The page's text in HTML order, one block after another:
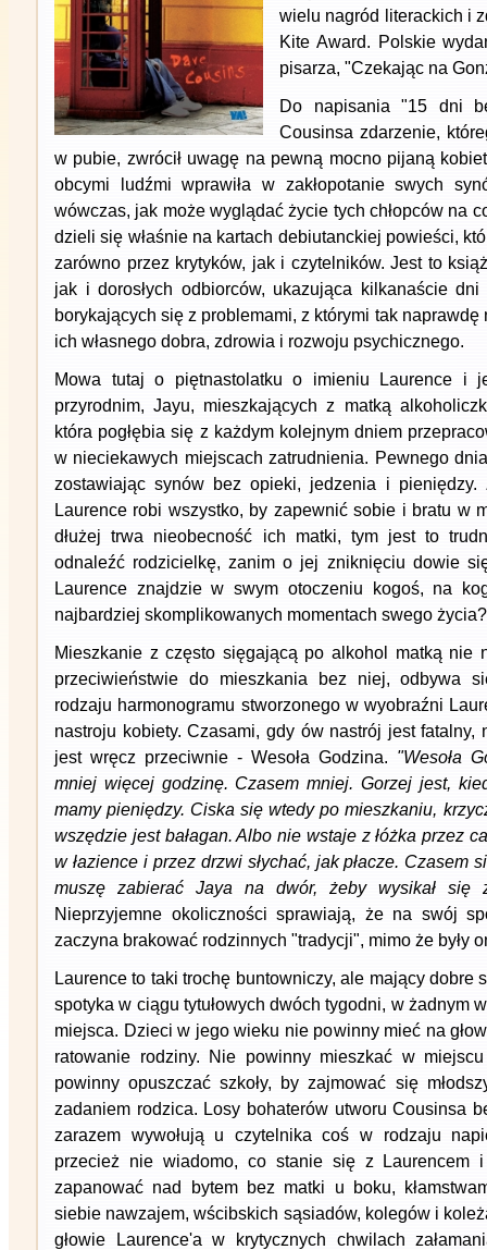
wielu nagród literackich i
Kite Award. Polskie
pisarza, "Czekając na
Do napisania "15 dni
Cousinsa zdarzenie,
w pubie, zwrócił uwagę na pewną mocno pijaną
obcymi ludźmi wprawiła w zakłopotanie swych
wówczas, jak może wyglądać życie tych chłopców na
dzieli się właśnie na kartach debiutanckiej powieści,
zarówno przez krytyków, jak i czytelników. Jest to
jak i dorosłych odbiorców, ukazująca kilkanaście
borykających się z problemami, z którymi tak
ich własnego dobra, zdrowia i rozwoju psychicznego.
Mowa tutaj o piętnastolatku o imieniu Laurence i
przyrodnim, Jayu, mieszkających z matką
która pogłębia się z każdym kolejnym dniem
w nieciekawych miejscach zatrudnienia. Pewnego
zostawiając synów bez opieki, jedzenia i pieniędzy.
Laurence robi wszystko, by zapewnić sobie i bratu w
dłużej trwa nieobecność ich matki, tym jest to
odnaleźć rodzicielkę, zanim o jej zniknięciu dowie
Laurence znajdzie w swym otoczeniu kogoś, na
najbardziej skomplikowanych momentach swego życia?
Mieszkanie z często sięgającą po alkohol matką nie
przeciwieństwie do mieszkania bez niej, odbywa
rodzaju harmonogramu stworzonego w wyobraźni
nastroju kobiety. Czasami, gdy ów nastrój jest fatalny,
jest wręcz przeciwnie - Wesoła Godzina. "Wesoła
mniej więcej godzinę. Czasem mniej. Gorzej jest,
mamy pieniędzy. Ciska się wtedy po mieszkaniu,
wszędzie jest bałagan. Albo nie wstaje z łóżka przez
w łazience i przez drzwi słychać, jak płacze. Czasem
muszę zabierać Jaya na dwór, żeby wysikał się
Nieprzyjemne okoliczności sprawiają, że na swój
zaczyna brakować rodzinnych "tradycji", mimo że były
Laurence to taki trochę buntowniczy, ale mający dobre
spotyka w ciągu tytułowych dwóch tygodni, w żadnym
miejsca. Dzieci w jego wieku nie powinny mieć na
ratowanie rodziny. Nie powinny mieszkać w
powinny opuszczać szkoły, by zajmować się
zadaniem rodzica. Losy bohaterów utworu Cousinsa
zarazem wywołują u czytelnika coś w rodzaju
przecież nie wiadomo, co stanie się z Laurencem
zapanować nad bytem bez matki u boku,
siebie nawzajem, wścibskich sąsiadów, kolegów i
głowie Laurence'a w krytycznych chwilach